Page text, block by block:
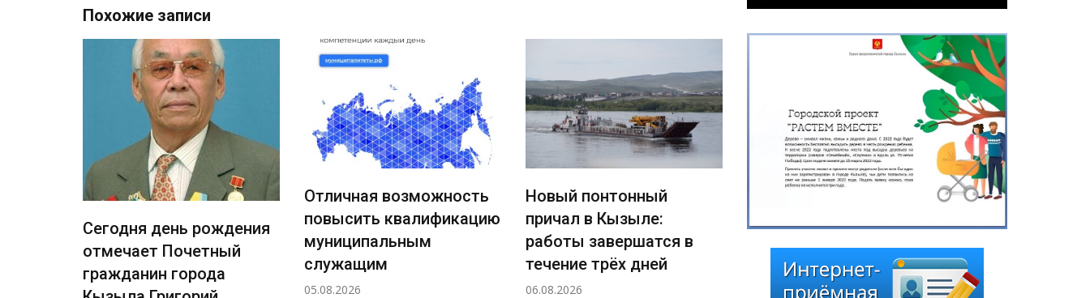
Похожие записи
Отличная возможность
муниципальным
05.08.2026
Новый понтонный
причал в Кызыле:
работы завершатся в
течение трёх дней
06.08.2026
Выездная встреча с
жителями МКД по улице
Иркутская, дома 1–4
06.08.2026
Почётного гражданина
города Кызыла Григория